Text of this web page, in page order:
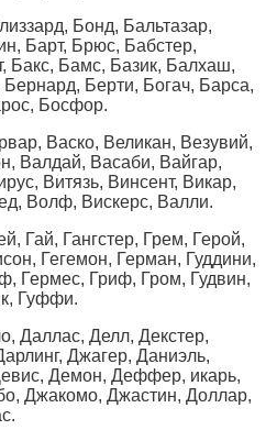
Бонд, Бальтазар,
Барт, Брюс, Бабстер,
Бакс, Бамс, Базик, Балхаш,
Берти, Богач, Барса,
Босфор.
Васко, Великан, Везувий,
Валдай, Васаби, Вайгар,
Витязь, Винсент, Викар,
Волф, Вискерс, Валли.
Гай, Гангстер, Грем, Герой,
Гегемон, Герман, Гуддини,
Гермес, Гриф, Гром, Гудвин,
Гуффи.
Даллас, Делл, Декстер,
Джагер, Даниэль,
Демон, Деффер, икарь,
Джакомо, Джастин, Доллар,